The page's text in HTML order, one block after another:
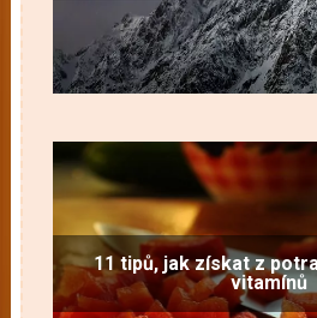
11 tipů, jak získat z
vitamínů